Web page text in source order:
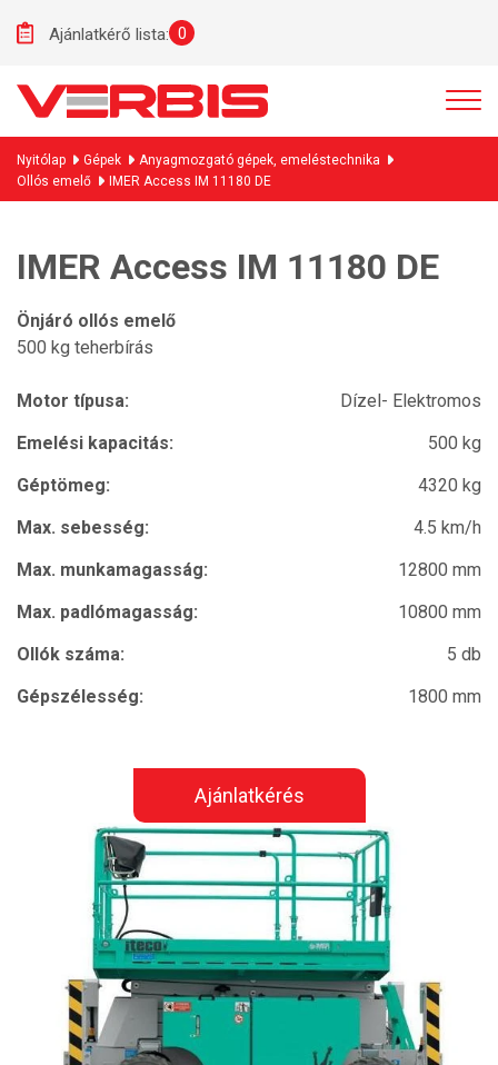
Ajánlatkérő lista: 0
Nyitólap Gépek
Anyagmozgató gépek, emeléstechnika
Ollós emelő
IMER Access IM 11180 DE
IMER Access IM 11180 DE
Önjáró ollós emelő
500 kg teherbírás
Motor típusa:
Dízel- Elektromos
Emelési kapacitás:
500 kg
Géptömeg:
4320 kg
Max. sebesség:
4.5 km/h
Max. munkamagasság:
12800 mm
Max. padlómagasság:
10800 mm
Ollók száma:
5 db
Gépszélesség:
1800 mm
Ajánlatkérés